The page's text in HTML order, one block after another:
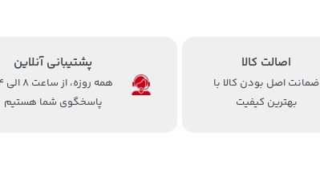
اصالت کالا
ضمانت اصل بودن کالا با
بهترین کیفیت
پشتیبانی آنلاین
همه
پاسخگوی شما هستیم